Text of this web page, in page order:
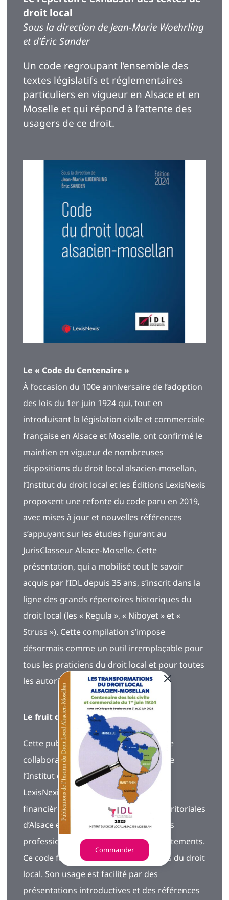
droit local
Sous la direction de Jean-Marie Woehrling
et d’Éric Sander
Un code regroupant l’ensemble des
textes législatifs et réglementaires
particuliers en vigueur en Alsace et en
Moselle et qui répond à l’attente des
usagers de ce droit.
Le « Code du Centenaire »
À l’occasion du 100e anniversaire de l’adoption
des lois du 1er juin 1924 qui, tout en
introduisant la législation civile et commerciale
française en Alsace et Moselle, ont confirmé le
maintien en vigueur de nombreuses
dispositions du droit local alsacien-mosellan,
l’Institut du droit local et les Éditions LexisNexis
proposent une refonte du code paru en 2019,
avec mises à jour et nouvelles références
s’appuyant sur les études figurant au
JurisClasseur Alsace-Moselle. Cette
présentation, qui a mobilisé tout le savoir
acquis par l’IDL depuis 35 ans, s’inscrit dans la
ligne des grands répertoires historiques du
droit local (les « Regula », « Niboyet » et «
Struss »). Cette compilation s’impose
désormais comme un outil irremplaçable pour
tous les praticiens du droit local et pour toutes
les autorités confrontées à ce droit.
Le fruit d’un engagement collectif
Cette publication est l’expression d’une
collaboration ancienne et constante de
l’Institut du Droit Local et des Éditions
LexisNexis. Elle est aussi soutenue
financièrement par les collectivités territoriales
d’Alsace et de Moselle, ainsi que par les
professions juridiques des trois départements.
Ce code fait découvrir tous les aspects du droit
local. Son usage est facilité par des
présentations introductives et des références
Commander